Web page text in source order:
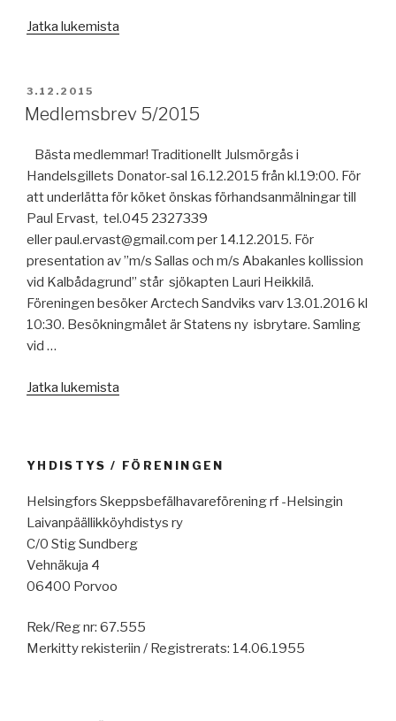
Jatka lukemista
JULKAISTU
3.12.2015
Medlemsbrev 5/2015
Bästa medlemmar! Traditionellt Julsmörgås i
Handelsgillets Donator-sal 16.12.2015 från kl.19:00. För
att underlätta för köket önskas förhandsanmälningar till
Paul Ervast, tel.045 2327339
eller paul.ervast@gmail.com per 14.12.2015. För
presentation av ”m/s Sallas och m/s Abakanles kollission
vid Kalbådagrund” står sjökapten Lauri Heikkilä.
Föreningen besöker Arctech Sandviks varv 13.01.2016 kl
10:30. Besökningmålet är Statens ny isbrytare. Samling
vid …
Jatka lukemista
YHDISTYS / FÖRENINGEN
Helsingfors Skeppsbefälhavareförening rf -Helsingin
Laivanpäällikköyhdistys ry
C/0 Stig Sundberg
Vehnäkuja 4
06400 Porvoo
Rek/Reg nr: 67.555
Merkitty rekisteriin / Registrerats: 14.06.1955